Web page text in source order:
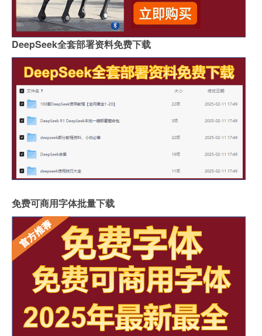
DeepSeek全套部署资料免费下载
免费可商用字体批量下载